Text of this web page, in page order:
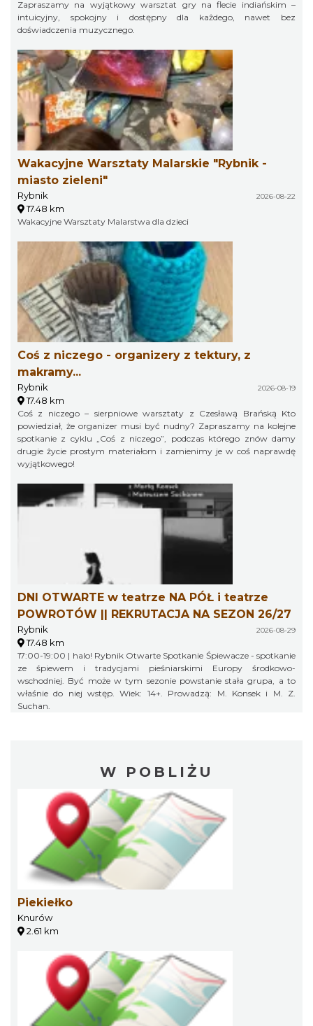
Zapraszamy na wyjątkowy warsztat gry na flecie indiańskim –
intuicyjny, spokojny i dostępny dla każdego, nawet bez
doświadczenia muzycznego.
Wakacyjne Warsztaty Malarskie "Rybnik -
miasto zieleni"
Rybnik 2026-08-22
17.48 km
Wakacyjne Warsztaty Malarstwa dla dzieci
Coś z niczego - organizery z tektury, z
makramy...
Rybnik 2026-08-19
17.48 km
Coś z niczego – sierpniowe warsztaty z Czesławą Brańską Kto
powiedział, że organizer musi być nudny? Zapraszamy na kolejne
spotkanie z cyklu „Coś z niczego”, podczas którego znów damy
drugie życie prostym materiałom i zamienimy je w coś naprawdę
wyjątkowego!
DNI OTWARTE w teatrze NA PÓŁ i teatrze
POWROTÓW || REKRUTACJA NA SEZON 26/27
Rybnik 2026-08-29
17.48 km
17:00-19:00 | halo! Rybnik Otwarte Spotkanie Śpiewacze - spotkanie
ze śpiewem i tradycjami pieśniarskimi Europy środkowo-
wschodniej. Być może w tym sezonie powstanie stała grupa, a to
właśnie do niej wstęp. Wiek: 14+. Prowadzą: M. Konsek i M. Z.
Suchan.
W POBLIŻU
Piekiełko
Knurów
2.61 km